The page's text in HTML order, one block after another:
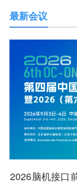
最新会议
2026脑机接口